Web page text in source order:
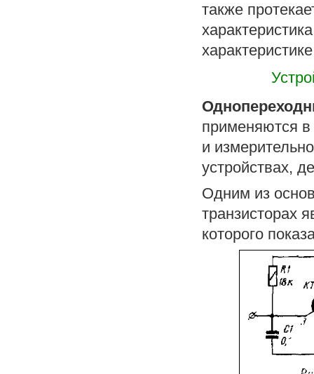
также
применяются в
и
устройствах,
Одним из
транзисторах
которого